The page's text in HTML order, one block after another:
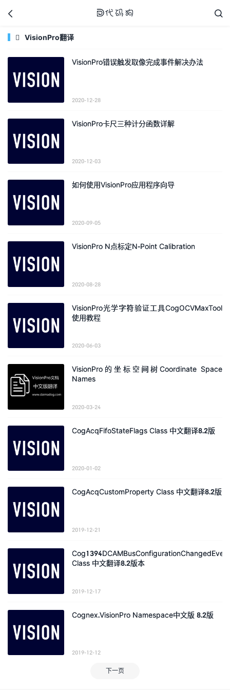

 
 VisionPro翻译
VisionPro错误触发取像完成事件解决办法
2020-12-28
VisionPro卡尺三种计分函数详解
2020-12-03
如何使用VisionPro应用程序向导
2020-09-05
VisionPro N点标定N-Point Calibration
2020-08-28
VisionPro光学字符验证工具CogOCVMaxTool
使用教程
2020-06-03
VisionPro的坐标空间树Coordinate Space
Names
2020-03-24
CogAcqFifoStateFlags Class 中文翻译8.2版
2020-01-02
CogAcqCustomProperty Class 中文翻译8.2版
2019-12-21
Class 中文翻译8.2版本
2019-12-17
Cognex.VisionPro Namespace中文版 8.2版
2019-12-12
下一页